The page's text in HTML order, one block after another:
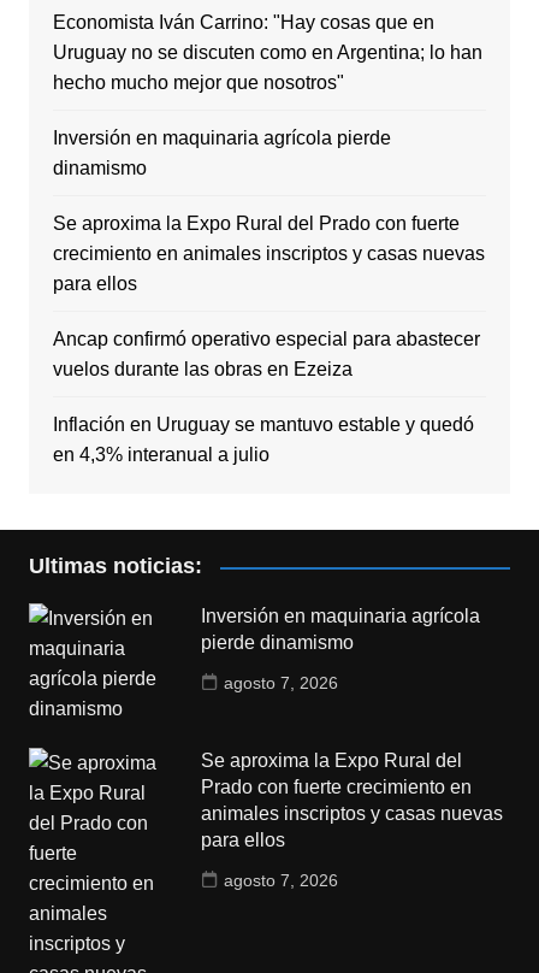
Economista Iván Carrino: "Hay cosas que en
Uruguay no se discuten como en Argentina; lo han
hecho mucho mejor que nosotros"
Inversión en maquinaria agrícola pierde
dinamismo
Se aproxima la Expo Rural del Prado con fuerte
crecimiento en animales inscriptos y casas nuevas
para ellos
Ancap confirmó operativo especial para abastecer
vuelos durante las obras en Ezeiza
Inflación en Uruguay se mantuvo estable y quedó
en 4,3% interanual a julio
Ultimas noticias:
Inversión en maquinaria agrícola
pierde dinamismo
agosto 7, 2026
Se aproxima la Expo Rural del
Prado con fuerte crecimiento en
animales inscriptos y casas nuevas
para ellos
agosto 7, 2026